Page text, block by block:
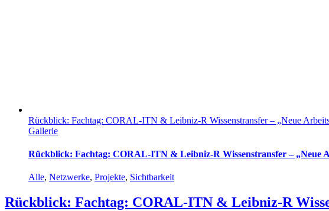
Rückblick: Fachtag: CORAL-ITN & Leibniz-R Wissenstransfer – „Neue
Gallerie
Rückblick: Fachtag: CORAL-ITN & Leibniz-R Wissenstransfer – „Neue
Alle, Netzwerke, Projekte, Sichtbarkeit
Rückblick: Fachtag: CORAL-ITN & Leibniz-R